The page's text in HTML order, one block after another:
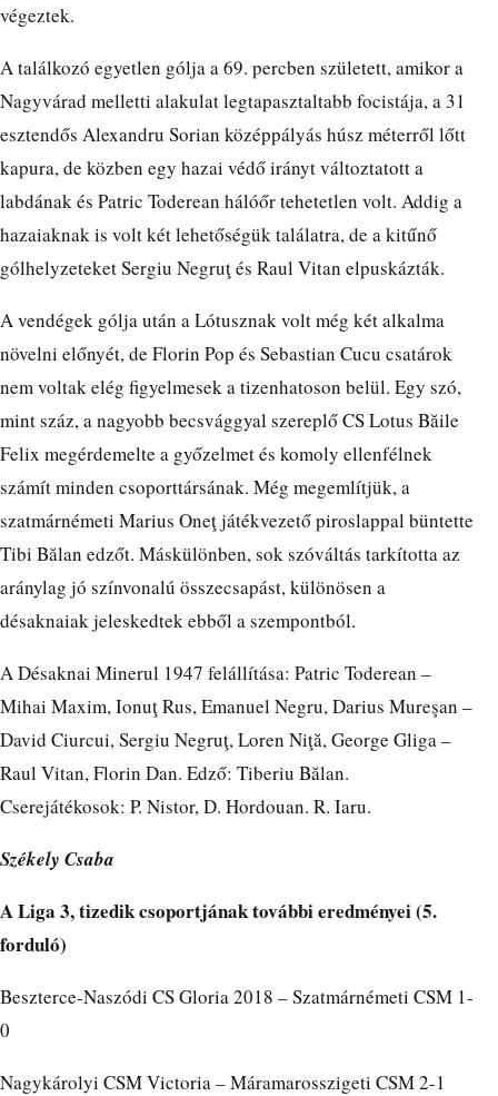
végeztek.
A találkozó egyetlen gólja a 69. percben született, amikor a
Nagyvárad melletti alakulat legtapasztaltabb focistája, a 31
esztendős Alexandru Sorian középpályás húsz méterről lőtt
kapura, de közben egy hazai védő irányt változtatott a
labdának és Patric Toderean hálóőr tehetetlen volt. Addig a
hazaiaknak is volt két lehetőségük találatra, de a kitűnő
gólhelyzeteket Sergiu Negruţ és Raul Vitan elpuskázták.
A vendégek gólja után a Lótusznak volt még két alkalma
növelni előnyét, de Florin Pop és Sebastian Cucu csatárok
nem voltak elég figyelmesek a tizenhatoson belül. Egy szó,
mint száz, a nagyobb becsvággyal szereplő CS Lotus Băile
Felix megérdemelte a győzelmet és komoly ellenfélnek
számít minden csoporttársának. Még megemlítjük, a
szatmárnémeti Marius Oneţ játékvezető piroslappal büntette
Tibi Bălan edzőt. Máskülönben, sok szóváltás tarkította az
aránylag jó színvonalú összecsapást, különösen a
désaknaiak jeleskedtek ebből a szempontból.
A Désaknai Minerul 1947 felállítása: Patric Toderean –
Mihai Maxim, Ionuţ Rus, Emanuel Negru, Darius Mureşan –
David Ciurcui, Sergiu Negruţ, Loren Niţă, George Gliga –
Raul Vitan, Florin Dan. Edző: Tiberiu Bălan.
Cserejátékosok: P. Nistor, D. Hordouan. R. Iaru.
Székely Csaba
A Liga 3, tizedik csoportjának további eredményei (5.
forduló)
Beszterce-Naszódi CS Gloria 2018 – Szatmárnémeti CSM 1-
0
Nagykárolyi CSM Victoria – Máramarosszigeti CSM 2-1